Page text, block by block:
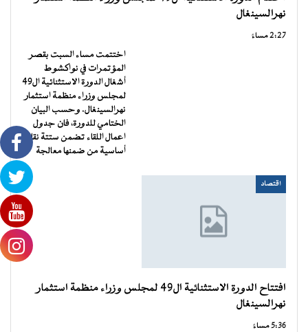
نهرالسينغال
2:27 مساءً
اختتمت مساء السبت بقصر
المؤتمرات في نواكشوط
أشغال الدورة الاستثنائية ال49
لمجلس وزراء منظمة استثمار
نهرالسينغال. وحسب البيان
الختامي للدورة، فان جدول
اعمال اللقاء تضمن ستتة نقاط
أساسية من ضمنها معالجة
اقتصاد
افتتاح الدورة الاستثنائية ال49 لمجلس وزراء منظمة استثمار
نهرالسينغال
5:36 مساءً